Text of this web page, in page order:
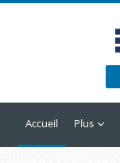
Accueil Plus